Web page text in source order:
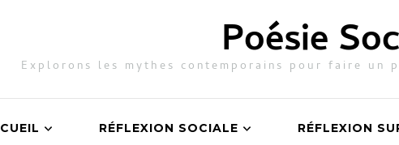
Poésie
Explorons les mythes contemporains pour faire un
RÉFLEXION SOCIALE RÉFLEXION